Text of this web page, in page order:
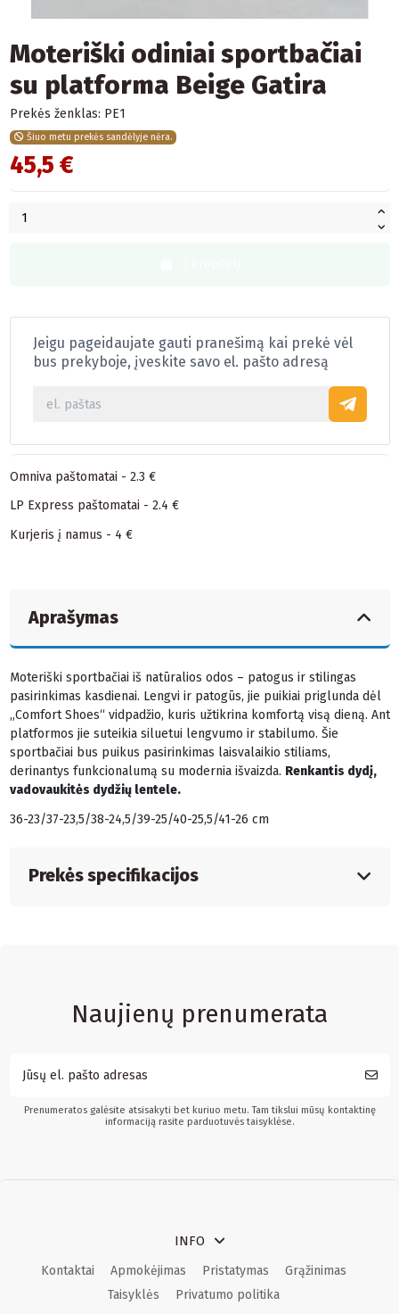
Moteriški odiniai sportbačiai
su platforma Beige Gatira
Prekės ženklas: PE1
Šiuo metu prekės sandėlyje nėra.
45,5 €
Jeigu pageidaujate gauti pranešimą kai prekė vėl
bus prekyboje, įveskite savo el. pašto adresą
Omniva paštomatai - 2.3 €
LP Express paštomatai - 2.4 €
Kurjeris į namus - 4 €
Aprašymas
Moteriški sportbačiai iš natūralios odos – patogus ir stilingas
pasirinkimas kasdienai. Lengvi ir patogūs, jie puikiai priglunda dėl
„Comfort Shoes“ vidpadžio, kuris užtikrina komfortą visą dieną. Ant
platformos jie suteikia siluetui lengvumo ir stabilumo. Šie
sportbačiai bus puikus pasirinkimas laisvalaikio stiliams,
derinantys funkcionalumą su modernia išvaizda. Renkantis dydį,
vadovaukitės dydžių lentele.
36-23/37-23,5/38-24,5/39-25/40-25,5/41-26 cm
Prekės specifikacijos
Naujienų prenumerata
Prenumeratos galėsite atsisakyti bet kuriuo metu. Tam tikslui mūsų kontaktinę
informaciją rasite parduotuvės taisyklėse.
INFO
Kontaktai Apmokėjimas Pristatymas
Grąžinimas
Taisyklės
Privatumo politika